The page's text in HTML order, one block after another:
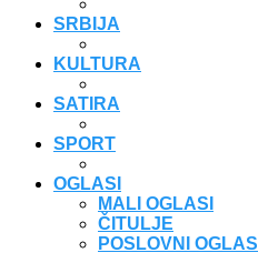
SRBIJA
KULTURA
SATIRA
SPORT
OGLASI
MALI OGLASI
ČITULJE
POSLOVNI OGLASI